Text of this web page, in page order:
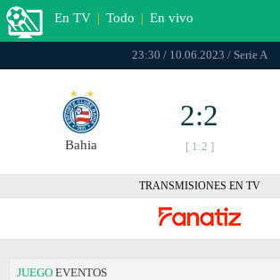
En TV | Todo | En vivo
23:30 / 10.06.2023 / Serie A
Bahia
2:2
[ 1:2 ]
TRANSMISIONES EN TV
JUEGO EVENTOS